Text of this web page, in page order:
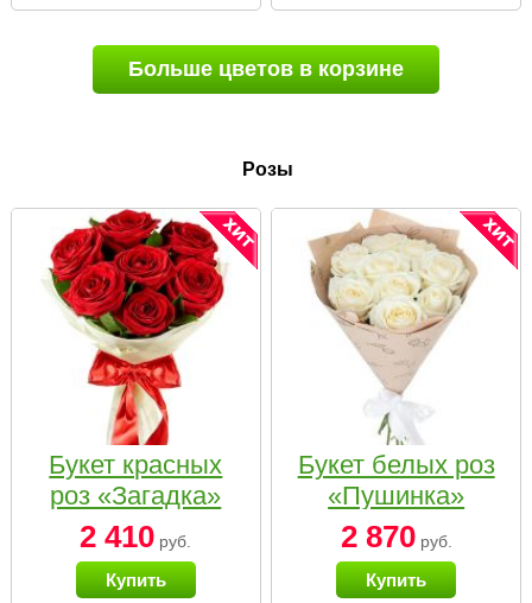
Больше цветов в корзине
Розы
Букет красных
роз «Загадка»
2 410 руб.
Купить
Букет белых роз
«Пушинка»
2 870руб.
Купить